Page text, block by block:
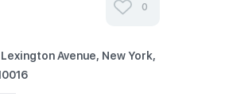
0
Avenue, New York,